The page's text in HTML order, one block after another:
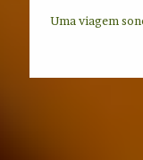
Uma viagem